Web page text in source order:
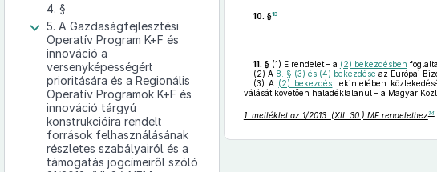
4. §
5. A Gazdaságfejlesztési
Operatív Program K+F és
innováció a
versenyképességért
prioritására és a Regionális
Operatív Programok K+F és
innováció tárgyú
konstrukcióira rendelt
források felhasználásának
részletes szabályairól és a
támogatás jogcímeiről szóló
10. §13
11. §(1) E rendelet – a (2) bekezdésben
(2) A 8. § (3) és (4) bekezdése az Európai
(3) A (2) bekezdés tekintetében
válását követően haladéktalanul – a Magyar
1. melléklet az 1/2013. (XII. 30.) ME rendelethez14